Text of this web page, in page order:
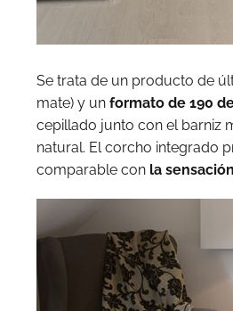
Se trata de un producto de
mate) y un formato de 190
cepillado junto con el barniz
natural. El corcho integrado
comparable con la